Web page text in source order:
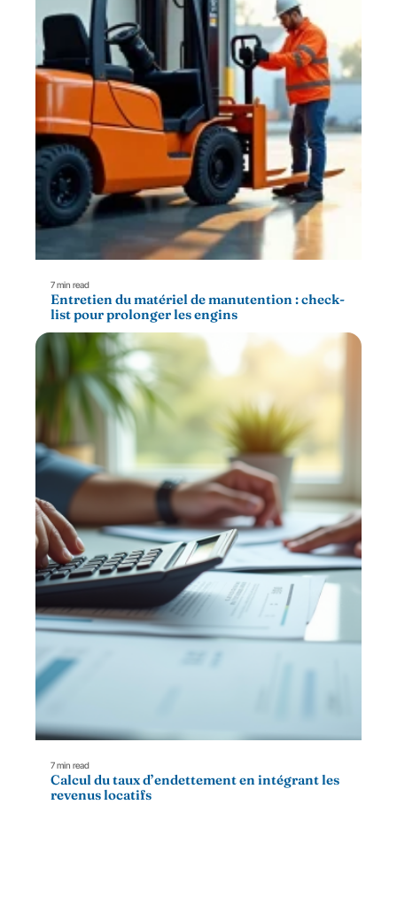
7 min read
Entretien du matériel de manutention : check-
list pour prolonger les engins
7 min read
Calcul du taux d’endettement en intégrant les
revenus locatifs